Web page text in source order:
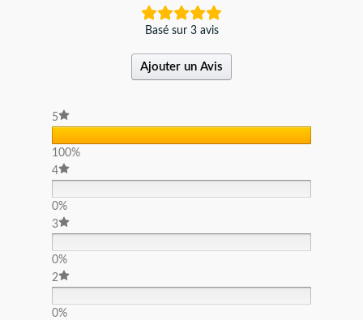
Basé sur 3 avis
Ajouter un Avis
5
100%
4
0%
3
0%
2
0%